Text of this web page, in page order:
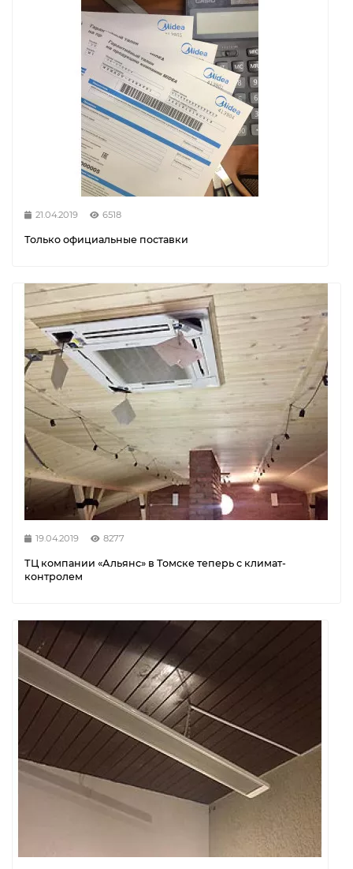
21.04.2019 6518
Только официальные поставки
19.04.2019 8277
ТЦ компании «Альянс» в Томске теперь с климат-
контролем